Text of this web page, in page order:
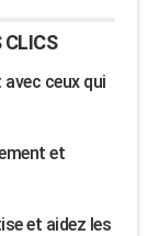
CLICS
ceux qui
et
et aidez les